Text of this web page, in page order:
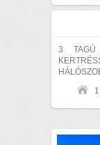
3 TAGÚ
ingatlan
15 cm...